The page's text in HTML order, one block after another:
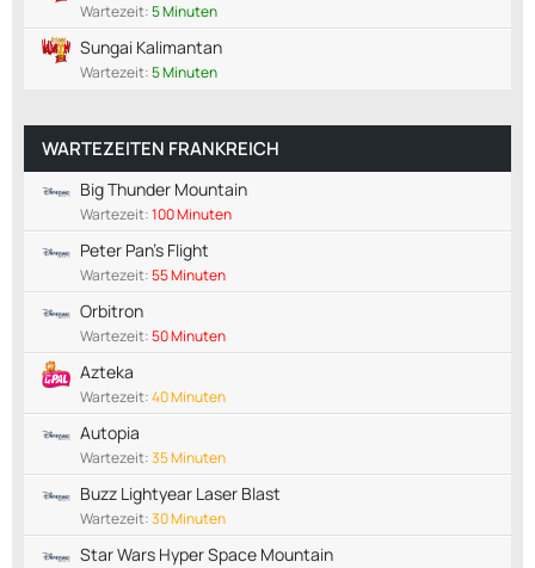
Wartezeit:5 Minuten
Sungai Kalimantan
Wartezeit:5 Minuten
WARTEZEITEN FRANKREICH
Big Thunder Mountain
Wartezeit:100 Minuten
Peter Pan's Flight
Wartezeit:55 Minuten
Orbitron
Wartezeit:50 Minuten
Azteka
Wartezeit:40 Minuten
Autopia
Wartezeit:35 Minuten
Buzz Lightyear Laser Blast
Wartezeit:30 Minuten
Star Wars Hyper Space Mountain